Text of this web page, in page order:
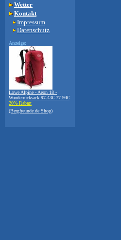
Wetter
Kontakt
Impressum
Datenschutz
Anzeige:
Lowe Alpine - Aeon 18 -
Wanderrucksack 97.43€ 77.94€
20% Rabatt
(Bergfreunde.de Shop)